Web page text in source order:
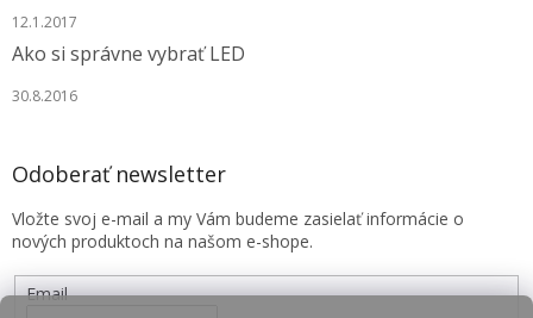
12.1.2017
Ako si správne vybrať LED
30.8.2016
Odoberať newsletter
Vložte svoj e-mail a my Vám budeme zasielať informácie o
nových produktoch na našom e-shope.
Email